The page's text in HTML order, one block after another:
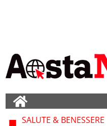
SALUTE & BENESSERE